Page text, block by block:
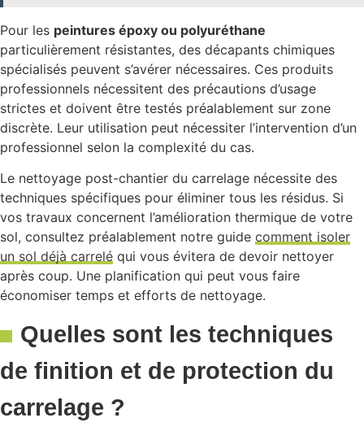
Pour les peintures époxy ou polyuréthane
particulièrement résistantes, des décapants chimiques
spécialisés peuvent s’avérer nécessaires. Ces produits
professionnels nécessitent des précautions d’usage
strictes et doivent être testés préalablement sur zone
discrète. Leur utilisation peut nécessiter l’intervention d’un
professionnel selon la complexité du cas.
Le nettoyage post-chantier du carrelage nécessite des
techniques spécifiques pour éliminer tous les résidus. Si
vos travaux concernent l’amélioration thermique de votre
sol, consultez préalablement notre guide comment isoler
un sol déjà carrelé qui vous évitera de devoir nettoyer
après coup. Une planification qui peut vous faire
économiser temps et efforts de nettoyage.
Quelles sont les techniques
de finition et de protection du
carrelage ?